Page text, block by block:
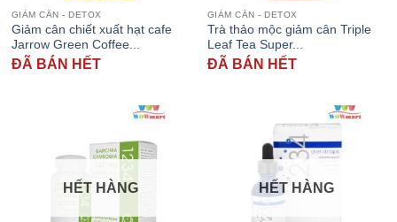
GIẢM CÂN - DETOX
Giảm cân chiết xuất hạt cafe
Jarrow Green Coffee...
ĐÃ BÁN HẾT
GIẢM CÂN - DETOX
Trà thảo mộc giảm cân Triple
Leaf Tea Super...
ĐÃ BÁN HẾT
HẾT HÀNG HẾT HÀNG